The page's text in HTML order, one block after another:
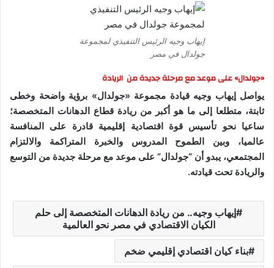
إيهاب وجيه الرئيس التنفيذي لمجموعة
جولدال في مصر
«جولدال» على موعد مع مرحلة جديدة من الريادة
يواصل إيهاب وجيه قيادة مجموعة «جولدال» برؤية واضحة وخطى
ثابتة، متطلعا إلى ما هو أكبر من ريادة قطاع الدهانات المتخصصة؛
ساعيا نحو تأسيس قوة اقتصادية إقليمية قادرة على المنافسة
عالميا، وبين الطموح المدروس والخبرة المتراكمة والالتزام
المجتمعي، يبدو أن “جولدال” على موعد مع مرحلة جديدة من التوسع
والريادة تحت قيادته.
إيهاب وجيه.. من ريادة الدهانات المتخصصة إلى حلم
الكيان الاقتصادي في مصر نحو العالمية
بناء كيان اقتصادي إقليمي ضخم